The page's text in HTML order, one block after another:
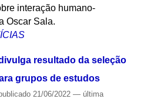
interação humano-
Oscar Sala.
resultado da seleção
grupos de estudos
21/06/2022 — última